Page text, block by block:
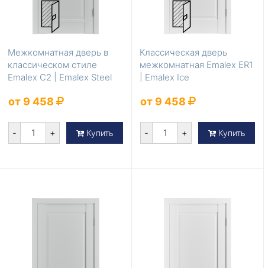
Межкомнатная дверь в
классическом стиле
Emalex C2 | Emalex Steel
от 9 458
- + Купить
Классическая дверь
межкомнатная Emalex ER1
| Emalex Ice
от 9 458
- + Купить